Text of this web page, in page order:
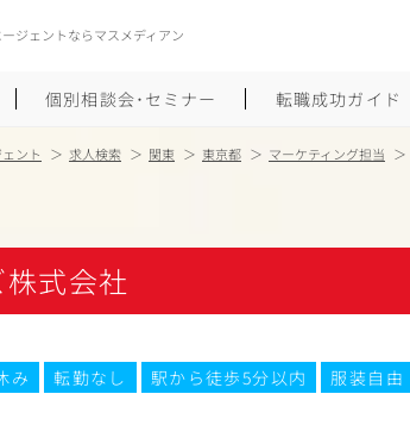
ジェントならマスメディアン
個別相談会･セミナー 転職成功ガイド
履歴書のつくり方
職務経歴書のつくり方
ポートフォリオのつくり方
エグゼクテ
しゅふクリ･
ント 求人検索 関東 東京都 マーケティング担当
式会社
み 転勤なし 駅から徒歩5分以内 服装自由